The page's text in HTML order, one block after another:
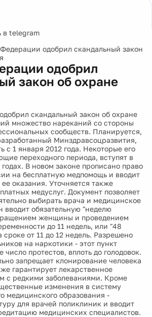
одобрил скандальный закон
одобрил
закон об охране
скандальный закон об охране
множество нареканий со стороны
сообществ. Планируется,
Минздравсоцразвития,
с 1 января 2012 года. Некоторые его
переходного периода, вступят в
В новом законе прописано право
на бесплатную медпомощь и вводит
оказания. Уточняется также
медуслуг. Документ позволяет
выбирать врача и медицинское
вводит обязательную "неделю
женщины и проведением
до 11 недель, или "48
от 11 до 12 недель. Разрешено
на наркотики - этот пункт
число протестов, вплоть до голодовок.
запрещает клонирование человека
гарантирует лекарственное
с редкими заболеваниями. Кроме
изменения в систему
медицинского образования -
для врачей поликлиник и вводит
медицинских специалистов.